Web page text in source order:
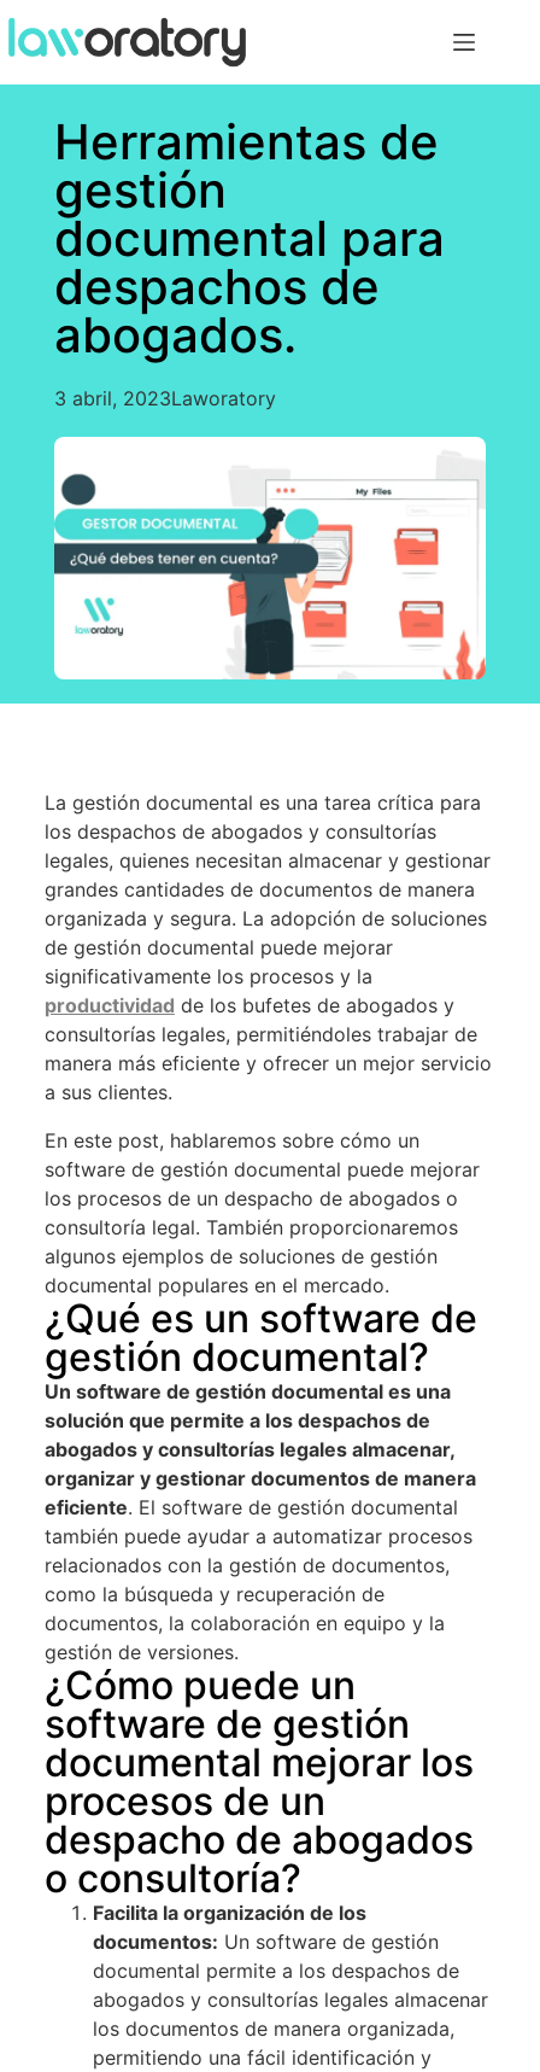
Herramientas de
gestión
documental para
despachos de
abogados.
3 abril, 2023Laworatory
La gestión documental es una tarea crítica para
los despachos de abogados y consultorías
legales, quienes necesitan almacenar y gestionar
grandes cantidades de documentos de manera
organizada y segura. La adopción de soluciones
de gestión documental puede mejorar
significativamente los procesos y la
productividad de los bufetes de abogados y
consultorías legales, permitiéndoles trabajar de
manera más eficiente y ofrecer un mejor servicio
a sus clientes.
En este post, hablaremos sobre cómo un
software de gestión documental puede mejorar
los procesos de un despacho de abogados o
consultoría legal. También proporcionaremos
algunos ejemplos de soluciones de gestión
documental populares en el mercado.
¿Qué es un software de
gestión documental?
Un software de gestión documental es una
solución que permite a los despachos de
abogados y consultorías legales almacenar,
organizar y gestionar documentos de manera
eficiente. El software de gestión documental
también puede ayudar a automatizar procesos
relacionados con la gestión de documentos,
como la búsqueda y recuperación de
documentos, la colaboración en equipo y la
gestión de versiones.
¿Cómo puede un
software de gestión
documental mejorar los
procesos de un
despacho de abogados
o consultoría?
Facilita la organización de los
documentos: Un software de gestión
documental permite a los despachos de
abogados y consultorías legales almacenar
los documentos de manera organizada,
permitiendo una fácil identificación y